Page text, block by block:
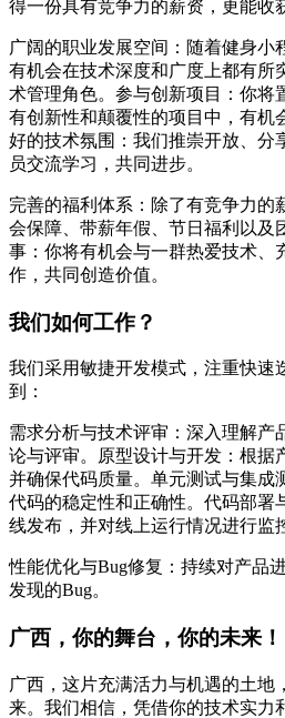
得一份具有竞争力的薪资，更能收
广阔的职业发展空间：随着健身小
有机会在技术深度和广度上都有所
术管理角色。参与创新项目：你将
有创新性和颠覆性的项目中，有机
好的技术氛围：我们推崇开放、分
员交流学习，共同进步。
完善的福利体系：除了有竞争力的
会保障、带薪年假、节日福利以及
事：你将有机会与一群热爱技术、
作，共同创造价值。
我们如何工作？
我们采用敏捷开发模式，注重快速
到：
需求分析与技术评审：深入理解产
论与评审。原型设计与开发：根据
并确保代码质量。单元测试与集成
代码的稳定性和正确性。代码部署
线发布，并对线上运行情况进行监
性能优化与Bug修复：持续对产品
发现的Bug。
广西，你的舞台，你的未来！
广西，这片充满活力与机遇的土地
来。我们相信，凭借你的技术实力